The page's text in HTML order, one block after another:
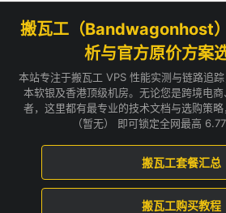
搬瓦工（Bandwagonhost
析与官方原价方案
本站专注于搬瓦工 VPS 性能实测与链路追
本软银及香港顶级机房。无论您是跨境电
者，这里都有最专业的技术文档与选购策
（暂无） 即可锁定全网最高
搬瓦工套餐汇总
搬瓦工购买教程